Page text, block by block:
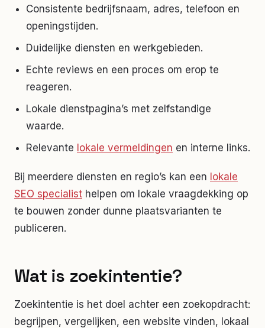
Consistente bedrijfsnaam, adres, telefoon en
openingstijden.
Duidelijke diensten en werkgebieden.
Echte reviews en een proces om erop te
reageren.
Lokale dienstpagina’s met zelfstandige
waarde.
Relevante lokale vermeldingen en interne links.
Bij meerdere diensten en regio’s kan een lokale
SEO specialist helpen om lokale vraagdekking op
te bouwen zonder dunne plaatsvarianten te
publiceren.
Wat is zoekintentie?
Zoekintentie is het doel achter een zoekopdracht:
begrijpen, vergelijken, een website vinden, lokaal